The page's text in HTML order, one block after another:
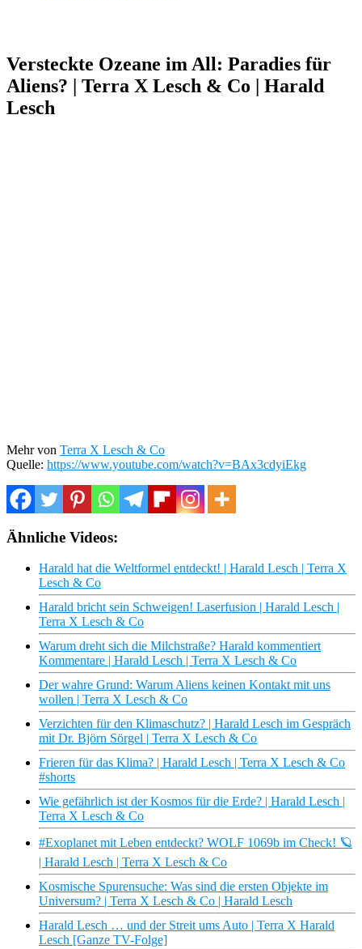
Versteckte Ozeane im All: Paradies für
Aliens? | Terra X Lesch & Co | Harald
Lesch
Mehr von Terra X Lesch & Co
Quelle: https://www.youtube.com/watch?v=BAx3cdyiEkg
Ähnliche Videos:
Harald hat die Weltformel entdeckt! | Harald Lesch | Terra X
Lesch & Co
Harald bricht sein Schweigen! Laserfusion | Harald Lesch |
Terra X Lesch & Co
Warum dreht sich die Milchstraße? Harald kommentiert
Kommentare | Harald Lesch | Terra X Lesch & Co
Der wahre Grund: Warum Aliens keinen Kontakt mit uns
wollen | Terra X Lesch & Co
Verzichten für den Klimaschutz? | Harald Lesch im Gespräch
mit Dr. Björn Sörgel | Terra X Lesch & Co
Frieren für das Klima? | Harald Lesch | Terra X Lesch & Co
#shorts
Wie gefährlich ist der Kosmos für die Erde? | Harald Lesch |
Terra X Lesch & Co
#Exoplanet mit Leben entdeckt? WOLF 1069b im Check! 🪐
| Harald Lesch | Terra X Lesch & Co
Kosmische Spurensuche: Was sind die ersten Objekte im
Universum? | Terra X Lesch & Co | Harald Lesch
Harald Lesch … und der Streit ums Auto | Terra X Harald
Lesch [Ganze TV-Folge]